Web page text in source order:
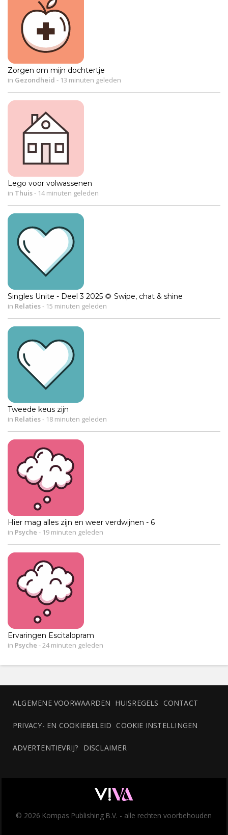
Zorgen om mijn dochtertje
in Gezondheid - 13 minuten geleden
Lego voor volwassenen
in Thuis- 14 minuten geleden
Singles Unite - Deel 3 2025 🌻 Swipe, chat & shine
in Relaties- 15 minuten geleden
Tweede keus zijn
in Relaties- 18 minuten geleden
Hier mag alles zijn en weer verdwijnen - 6
in Psyche - 19 minuten geleden
Ervaringen Escitalopram
in Psyche - 24 minuten geleden
ALGEMENE VOORWAARDEN HUISREGELS CONTACT
PRIVACY- EN COOKIEBELEID COOKIE INSTELLINGEN
ADVERTENTIEVRIJ? DISCLAIMER
© 2026 Kompas Publishing B.V. - alle rechten voorbehouden